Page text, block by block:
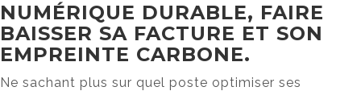
NUMÉRIQUE DURABLE, FAIRE
BAISSER SA FACTURE ET SON
EMPREINTE CARBONE.
Ne sachant plus sur quel poste optimiser ses